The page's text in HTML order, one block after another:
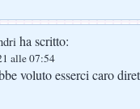
ha scritto:
alle 07:54
voluto esserci caro